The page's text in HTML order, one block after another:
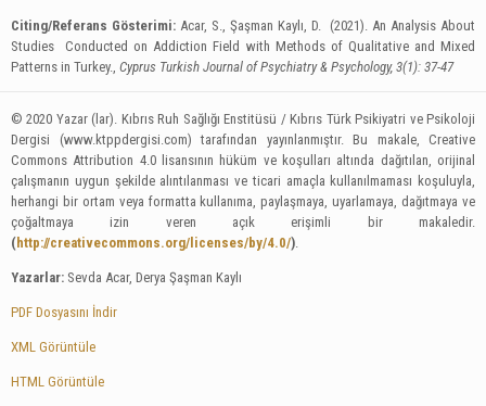
Citing/Referans Gösterimi: Acar, S., Şaşman Kaylı, D. (2021). An Analysis About
Studies Conducted on Addiction Field with Methods of Qualitative and Mixed
Patterns in Turkey., Cyprus Turkish Journal of Psychiatry & Psychology, 3(1): 37-47
© 2020 Yazar (lar). Kıbrıs Ruh Sağlığı Enstitüsü / Kıbrıs Türk Psikiyatri ve Psikoloji
Dergisi (www.ktppdergisi.com) tarafından yayınlanmıştır. Bu makale, Creative
Commons Attribution 4.0 lisansının hüküm ve koşulları altında dağıtılan, orijinal
çalışmanın uygun şekilde alıntılanması ve ticari amaçla kullanılmaması koşuluyla,
herhangi bir ortam veya formatta kullanıma, paylaşmaya, uyarlamaya, dağıtmaya ve
çoğaltmaya izin veren açık erişimli bir makaledir.
(http://creativecommons.org/licenses/by/4.0/)
Yazarlar: Sevda Acar, Derya Şaşman Kaylı
PDF Dosyasını İndir
XML Görüntüle
HTML Görüntüle